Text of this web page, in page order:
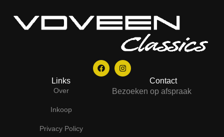
Links
Over
Inkoop
Privacy Policy
Contact
Bezoeken op afspraak